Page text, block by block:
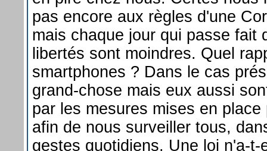
pas encore aux règles d'une
mais chaque jour qui passe fait
libertés sont moindres. Quel
smartphones ? Dans le cas
grand-chose mais eux aussi
par les mesures mises en
afin de nous surveiller tous,
gestes quotidiens. Une loi n'a-t-